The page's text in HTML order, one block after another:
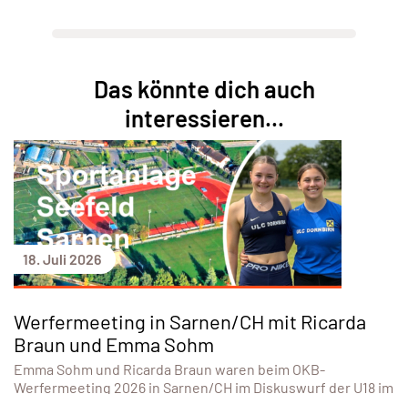
Das könnte dich auch
interessieren...
18. Juli 2026
Werfermeeting in Sarnen/CH mit Ricarda
Braun und Emma Sohm
Emma Sohm und Ricarda Braun waren beim OKB-
Werfermeeting 2026 in Sarnen/CH im Diskuswurf der U18 im